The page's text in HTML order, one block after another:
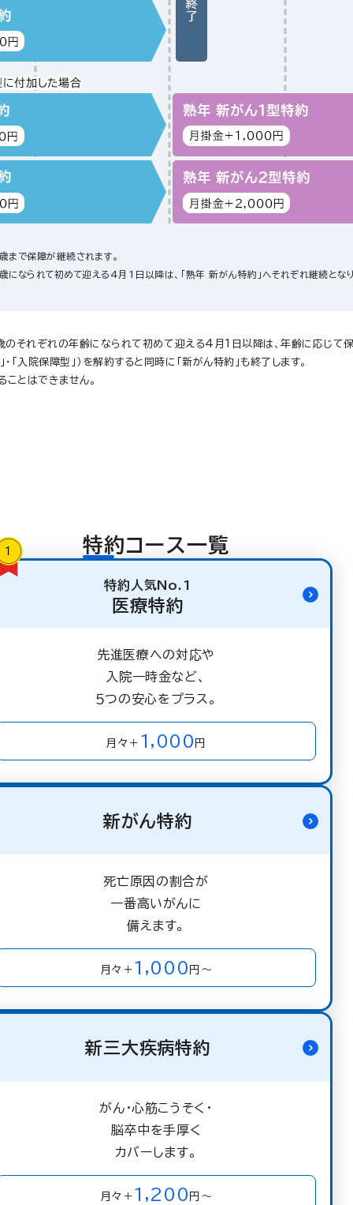
まで保障が継続されます。
になられて初めて迎える4月1日以降は、「熟年 新がん特約」へそれぞれ継続となり
それぞれの年齢になられて初めて迎える4月1日以降は、年齢に応じて
・「入院保障型」）を解約すると同時に「新がん特約」も終了します。
ことはできません。
特約コース一覧
特約人気No.1
医療特約
先進医療への対応や
入院一時金など、
５つの安心をプラス。
月々＋ 1,000 円
新がん特約
死亡原因の割合が
一番高いがんに
備えます。
月々＋ 1,000 円～
新三大疾病特約
がん・心筋こうそく・
脳卒中を手厚く
カバーします。
月々＋ 1,200 円～